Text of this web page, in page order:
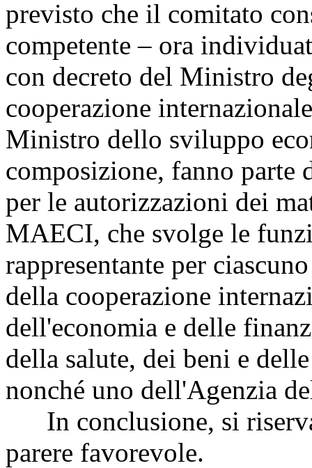
previsto che il comitato
competente – ora
con decreto del Ministro
cooperazione
Ministro dello sviluppo
composizione, fanno
per le autorizzazioni dei
MAECI, che svolge le
rappresentante per
della cooperazione
dell'economia e delle
della salute, dei beni e
nonché uno dell'Agenzia
In conclusione, si
parere favorevole.